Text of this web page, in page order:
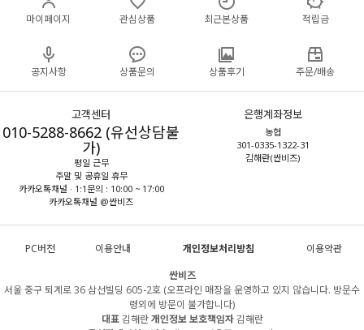
마이페이지 관심상품 최근본상품 적립금
공지사항 상품문의 상품후기 주문/배송
고객센터
010-5288-8662 (유선상담불
가)
평일 근무
주말 및 공휴일 휴무
카카오톡채널 · 1:1문의 : 10:00 ~ 17:00
카카오톡채널 @싼비즈
은행계좌정보
농협
301-0335-1322-31
김해란(싼비즈)
PC버전 이용안내 개인정보처리방침
이용약관
싼비즈
서울 중구 퇴계로 36 삼선빌딩 605-2호 (오프라인 매장을 운영하고 있지 않습니다. 방문수
령외에 방문이 불가합니다)
대표김해란개인정보 보호책임자김해란